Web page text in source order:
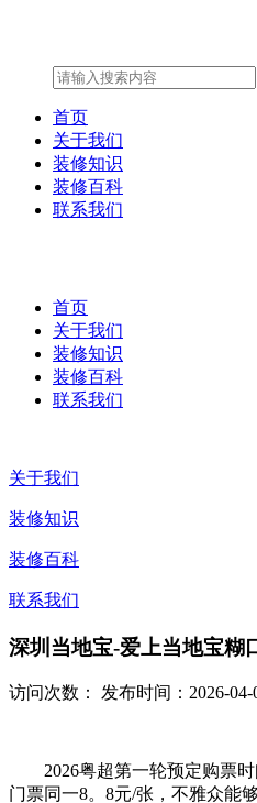
首页
关于我们
装修知识
装修百科
联系我们
首页
关于我们
装修知识
装修百科
联系我们
关于我们
装修知识
装修百科
联系我们
深圳当地宝-爱上当地宝糊
访问次数： 发布时间：2026-04-
2026粤超第一轮预定购票时
门票同一8。8元/张，不雅众能